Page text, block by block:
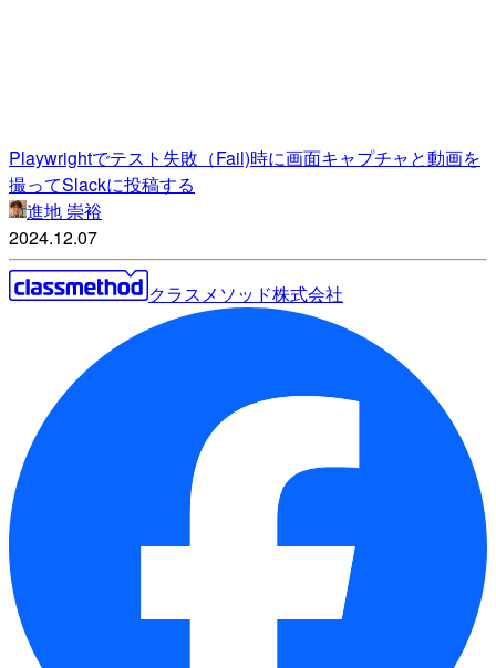
Playwrightでテスト失敗（Fail)時に画面キャプチャと動画を
撮ってSlackに投稿する
進地 崇裕
2024.12.07
クラスメソッド株式会社